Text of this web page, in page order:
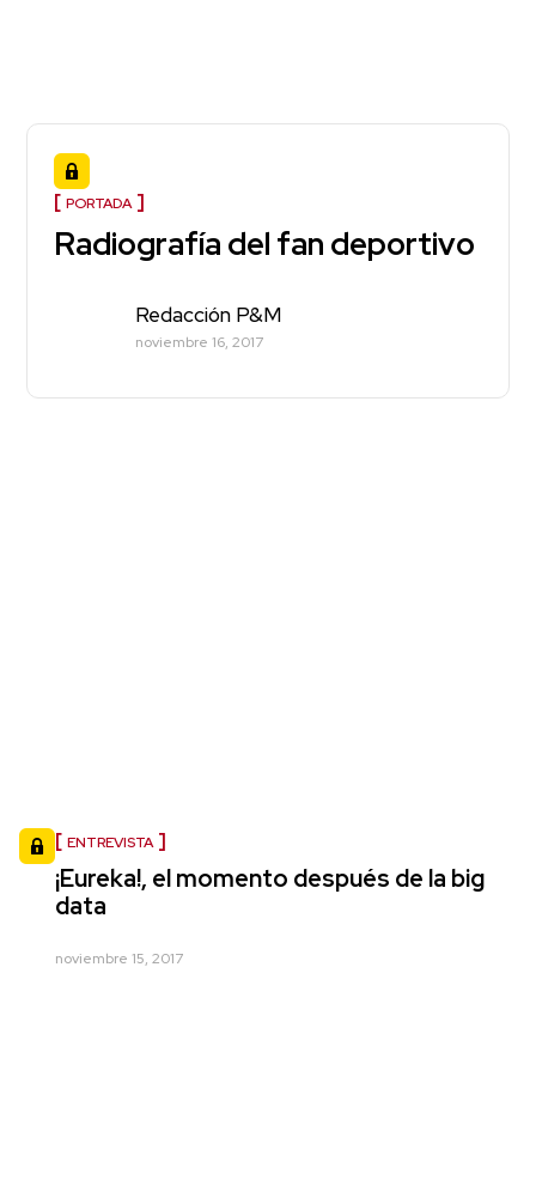
PORTADA
Radiografía del fan deportivo
Redacción P&M
noviembre 16, 2017
ENTREVISTA
¡Eureka!, el momento después de la big
data
noviembre 15, 2017